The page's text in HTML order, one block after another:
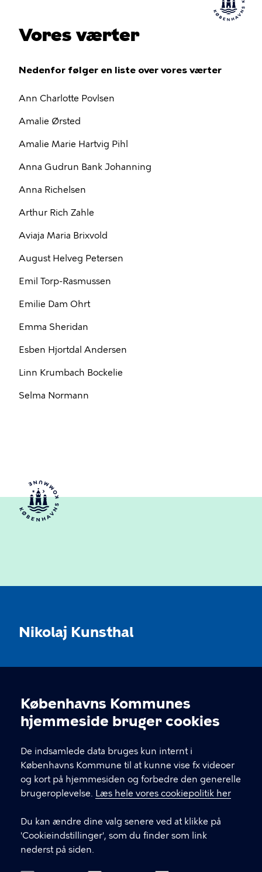
Cookieindstillinger
Københavns Kommunes
hjemmeside bruger cookies
De indsamlede data bruges kun internt i
Københavns Kommune til at kunne vise fx videoer
og kort på hjemmesiden og forbedre den generelle
brugeroplevelse. Læs hele vores cookiepolitik her
Du kan ændre dine valg senere ved at klikke på
'Cookieindstillinger', som du finder som link
nederst på siden.
Vores værter
Nedenfor følger en liste over vores værter
Ann Charlotte Povlsen
Amalie Ørsted
Amalie Marie Hartvig Pihl
Anna Gudrun Bank Johanning
Anna Richelsen
Arthur Rich Zahle
Aviaja Maria Brixvold
August Helveg Petersen
Emil Torp-Rasmussen
Emilie Dam Ohrt
Emma Sheridan
Esben Hjortdal Andersen
Linn Krumbach Bockelie
Selma Normann
Nikolaj Kunsthal
Nikolaj Plads 10, 1067 København
nikolajkunsthal@kff.kk.dk
EAN: 5798009780331
LINKS
Kontakt
Facebook